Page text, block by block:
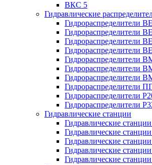
ВКС 5
Гидравлические
Гидрораспределители
Гидрораспределители
Гидрораспределители
Гидрораспределители
Гидрораспределители
Гидрораспределители
Гидрораспределители
Гидрораспределители
Гидрораспределители
Гидрораспределители
Гидравлические станции
Гидравлические
Гидравлические
Гидравлические
Гидравлические
Гидравлические